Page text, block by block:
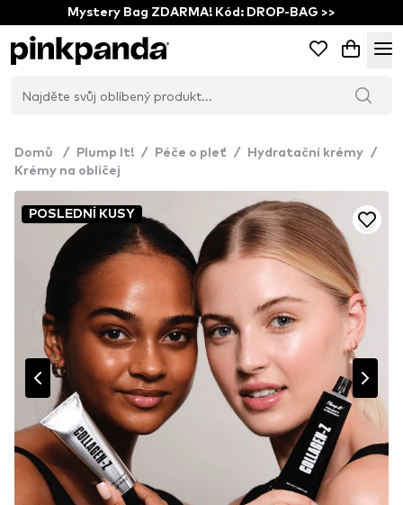
Mystery Bag ZDARMA! Kód: DROP-BAG >>
Domů / Plump It! / Péče o pleť / Hydratační krémy /
Krémy na obličej
POSLEDNÍ KUSY